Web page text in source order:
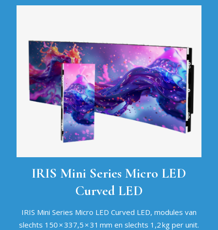
IRIS Mini Series Micro LED
Curved LED
IRIS Mini Series Micro LED Curved LED, modules van
slechts 150 × 337,5 × 31 mm en slechts 1,2 kg per unit.